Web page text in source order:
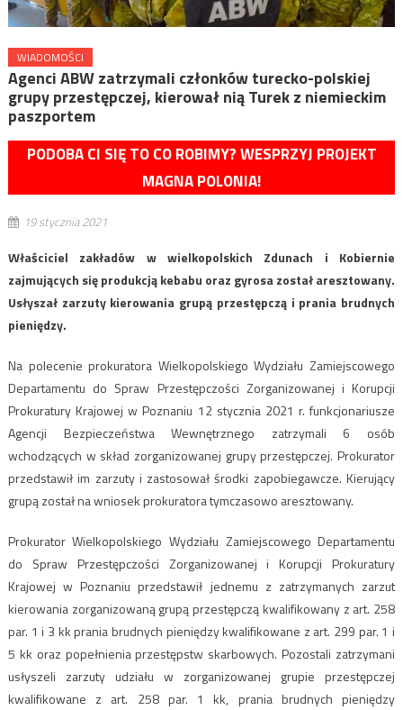
WIADOMOŚCI
Agenci ABW zatrzymali członków turecko-polskiej
grupy przestępczej, kierował nią Turek z niemieckim
paszportem
PODOBA CI SIĘ TO CO ROBIMY? WESPRZYJ PROJEKT
MAGNA POLONIA!
19 stycznia 2021
Właściciel zakładów w wielkopolskich Zdunach i Kobiernie
zajmujących się produkcją kebabu oraz gyrosa został aresztowany.
Usłyszał zarzuty kierowania grupą przestępczą i prania brudnych
pieniędzy.
Na polecenie prokuratora Wielkopolskiego Wydziału Zamiejscowego
Departamentu do Spraw Przestępczości Zorganizowanej i Korupcji
Prokuratury Krajowej w Poznaniu 12 stycznia 2021 r. funkcjonariusze
Agencji Bezpieczeństwa Wewnętrznego zatrzymali 6 osób
wchodzących w skład zorganizowanej grupy przestępczej. Prokurator
przedstawił im zarzuty i zastosował środki zapobiegawcze. Kierujący
grupą został na wniosek prokuratora tymczasowo aresztowany.
Prokurator Wielkopolskiego Wydziału Zamiejscowego Departamentu
do Spraw Przestępczości Zorganizowanej i Korupcji Prokuratury
Krajowej w Poznaniu przedstawił jednemu z zatrzymanych zarzut
kierowania zorganizowaną grupą przestępczą kwalifikowany z art. 258
par. 1 i 3 kk prania brudnych pieniędzy kwalifikowane z art. 299 par. 1 i
5 kk oraz popełnienia przestępstw skarbowych. Pozostali zatrzymani
usłyszeli zarzuty udziału w zorganizowanej grupie przestępczej
kwalifikowane z art. 258 par. 1 kk, prania brudnych pieniędzy